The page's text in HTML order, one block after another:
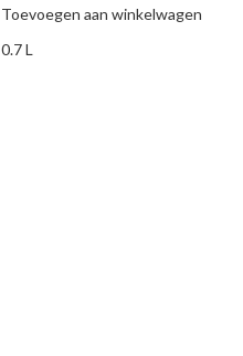
Toevoegen aan winkelwagen
0.7 L